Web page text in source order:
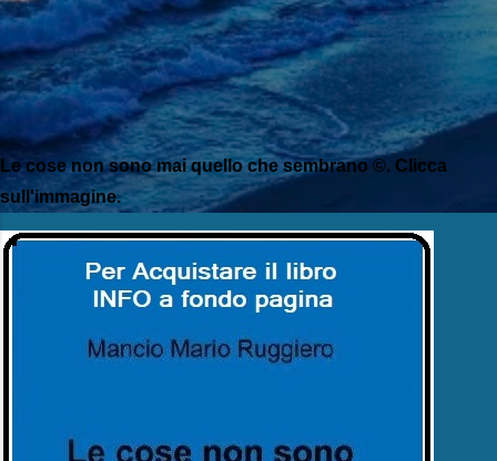
Le cose non sono mai quello che sembrano ©. Clicca
sull'immagine.